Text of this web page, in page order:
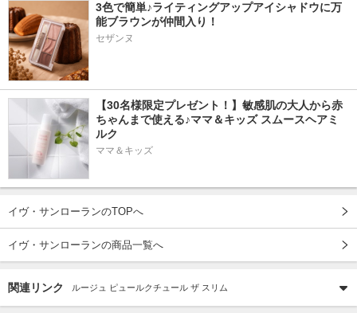
3色で簡単♪ライティングアップアイシャドウに万
能ブラウンが仲間入り！
セザンヌ
【30名様限定プレゼント！】敏感肌の大人から赤
ちゃんまで使える♪ママ＆キッズ スムースヘアミ
ルク
ママ＆キッズ
イヴ・サンローランのTOPへ
イヴ・サンローランの商品一覧へ
関連リンク ルージュ ピュールクチュール ザ スリム